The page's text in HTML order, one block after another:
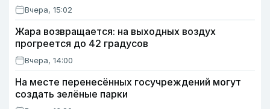
Вчера, 15:02
Жара возвращается: на выходных воздух
прогреется до 42 градусов
Вчера, 14:00
На месте перенесённых госучреждений могут
создать зелёные парки